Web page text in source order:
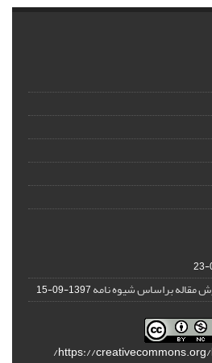
مقاله براساس شیوه نامه1397-09-15
https://